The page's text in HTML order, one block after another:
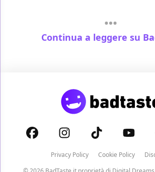
Continua a leggere su
Privacy Policy Cookie Policy